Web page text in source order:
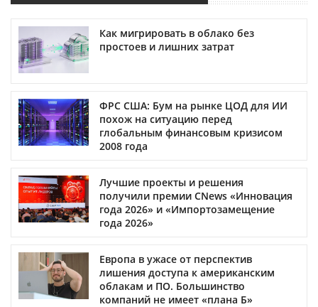
Как мигрировать в облако без
простоев и лишних затрат
ФРС США: Бум на рынке ЦОД для ИИ
похож на ситуацию перед
глобальным финансовым кризисом
2008 года
Лучшие проекты и решения
получили премии CNews «Инновация
года 2026» и «Импортозамещение
года 2026»
Европа в ужасе от перспектив
лишения доступа к американским
облакам и ПО. Большинство
компаний не имеет «плана Б»